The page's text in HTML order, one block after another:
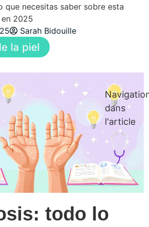
que necesitas saber sobre esta
2025
Sarah Bidouille
la piel
todo lo
dans
l'article